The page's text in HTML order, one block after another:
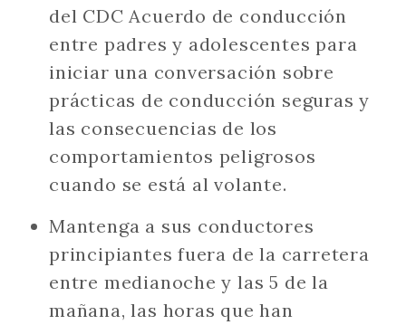
del CDC Acuerdo de conducción
entre padres y adolescentes para
iniciar una conversación sobre
prácticas de conducción seguras y
las consecuencias de los
comportamientos peligrosos
cuando se está al volante.
Mantenga a sus conductores
principiantes fuera de la carretera
entre medianoche y las 5 de la
mañana, las horas que han